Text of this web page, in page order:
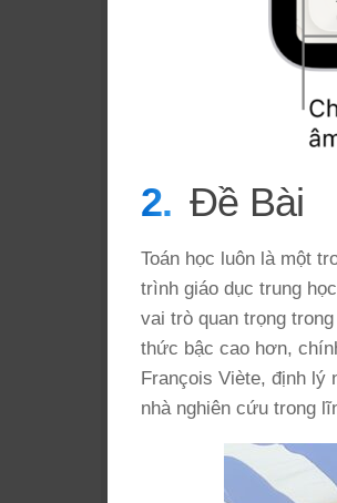
Đề Bài
Toán học luôn là một
trình giáo dục trung
vai trò quan trọng
thức bậc cao hơn,
François Viète, định lý
nhà nghiên cứu trong